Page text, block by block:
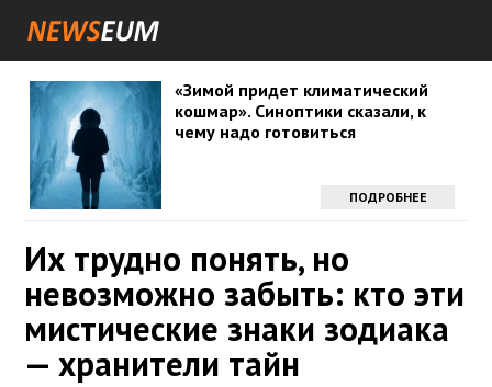
«Зимой придет климатический
кошмар». Синоптики сказали, к
чему надо готовиться
ПОДРОБНЕЕ
Их трудно понять, но
невозможно забыть: кто эти
мистические знаки зодиака
— хранители тайн